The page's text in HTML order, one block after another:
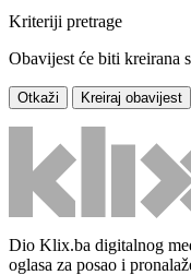
Kriteriji pretrage
Obavijest će biti kreirana
Otkaži Kreiraj obavijest
Dio Klix.ba digitalnog
oglasa za posao i